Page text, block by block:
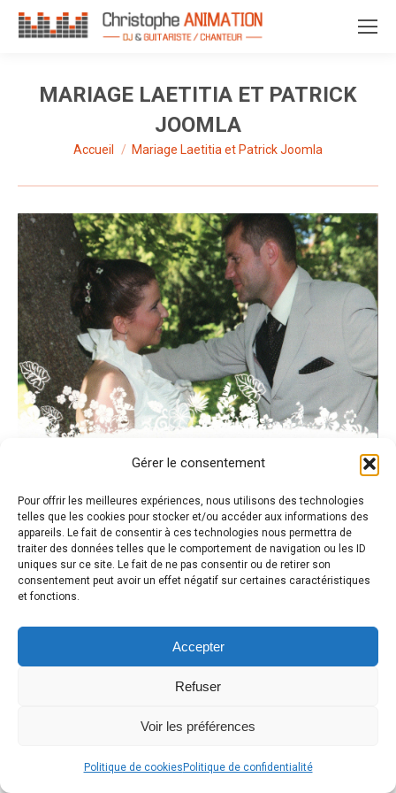
Gérer le consentement
Pour offrir les meilleures expériences, nous utilisons des technologies
telles que les cookies pour stocker et/ou accéder aux informations des
appareils. Le fait de consentir à ces technologies nous permettra de
traiter des données telles que le comportement de navigation ou les ID
uniques sur ce site. Le fait de ne pas consentir ou de retirer son
consentement peut avoir un effet négatif sur certaines caractéristiques
et fonctions.
Accepter
Refuser
Voir les préférences
Politique de cookies Politique de confidentialité
MARIAGE LAETITIA ET PATRICK
JOOMLA
Vous êtes ici :
Accueil Mariage Laetitia et Patrick Joomla